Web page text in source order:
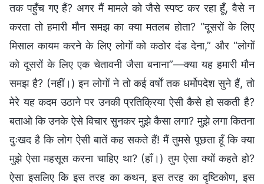
तक पहुँच गए हैं? अगर मैं मामले को जैसे स्पष्ट कर रहा हूँ, वैसे न
करता तो हमारी मौन समझ का क्या मतलब होता? “दूसरों के लिए
मिसाल कायम करने के लिए लोगों को कठोर दंड देना,” और “लोगों
को दूसरों के लिए एक चेतावनी जैसा बनाना”—क्या यह हमारी मौन
समझ है? (नहीं।) इन लोगों ने तो कई वर्षों तक धर्मोपदेश सुने हैं, तो
मेरे यह कदम उठाने पर उनकी प्रतिक्रिया ऐसी कैसे हो सकती है?
बताओ कि उनके ऐसे विचार सुनकर मुझे कैसा लगा? मुझे लगा कितना
दुःखद है कि लोग ऐसी बातें कह सकते हैं! मैं तुमसे पूछता हूँ कि क्या
मुझे ऐसा महसूस करना चाहिए था? (हाँ।) तुम ऐसा क्यों कहते हो?
ऐसा इसलिए कि इस तरह का कथन, इस तरह का दृष्टिकोण, इस